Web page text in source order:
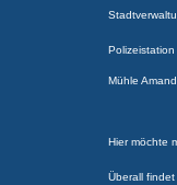
Polizeistation
Mühle
Hier möchte
Überall